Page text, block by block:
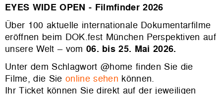
EYES WIDE OPEN - Filmfinder 2026
Über 100 aktuelle internationale Dokumentarfilme
eröffnen beim DOK.fest München Perspektiven auf
unsere Welt – vom 06. bis 25. Mai 2026.
Unter dem Schlagwort @home finden Sie die
Filme, die Sie online sehen können.
Ihr Ticket können Sie direkt auf der jeweiligen